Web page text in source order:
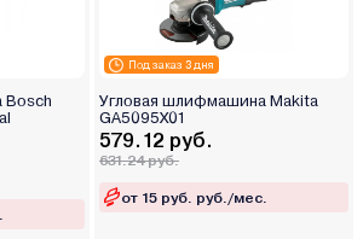
Bosch
Под заказ 3 дня
Угловая шлифмашина Makita
GA5095X01
579.12 руб.
631.24 руб.
от 15 руб. руб./мес.